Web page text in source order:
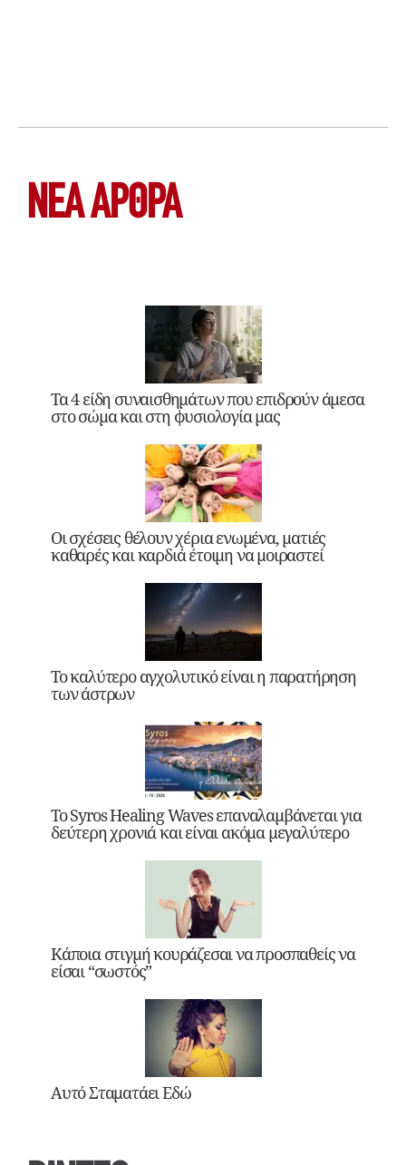
ΝΕΑ ΆΡΘΡΑ
Τα 4 είδη συναισθημάτων που επιδρούν άμεσα
στο σώμα και στη φυσιολογία μας
Οι σχέσεις θέλουν χέρια ενωμένα, ματιές
καθαρές και καρδιά έτοιμη να μοιραστεί
Το καλύτερο αγχολυτικό είναι η παρατήρηση
των άστρων
Το Syros Healing Waves επαναλαμβάνεται για
δεύτερη χρονιά και είναι ακόμα μεγαλύτερο
Κάποια στιγμή κουράζεσαι να προσπαθείς να
είσαι “σωστός”
Αυτό Σταματάει Εδώ